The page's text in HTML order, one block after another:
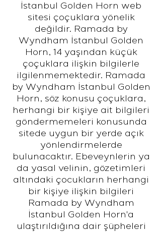
İstanbul Golden Horn web
sitesi çoçuklara yönelik
değildir. Ramada by
Wyndham İstanbul Golden
Horn, 14 yaşından küçük
çoçuklara ilişkin bilgilerle
ilgilenmemektedir. Ramada
by Wyndham İstanbul Golden
Horn, söz konusu çoçuklara,
herhangi bir kişiye ait bilgileri
göndermemeleri konusunda
sitede uygun bir yerde açık
yönlendirmelerde
bulunacaktır. Ebeveynlerin ya
da yasal velinin, gözetimleri
altındaki çocukların herhangi
bir kişiye ilişkin bilgileri
Ramada by Wyndham
İstanbul Golden Horn'a
ulaştırıldığına dair şüpheleri